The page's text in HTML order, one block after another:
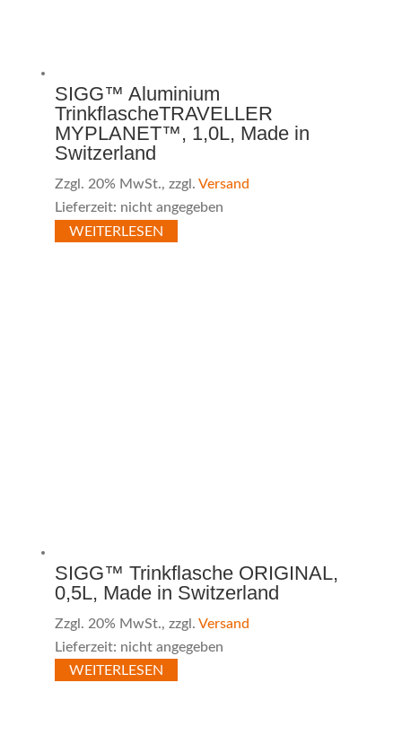
SIGG™ Aluminium
TrinkflascheTRAVELLER
MYPLANET™, 1,0L, Made in
Switzerland
Zzgl. 20% MwSt., zzgl. Versand
Lieferzeit: nicht angegeben
WEITERLESEN
SIGG™ Trinkflasche ORIGINAL,
0,5L, Made in Switzerland
Zzgl. 20% MwSt., zzgl. Versand
Lieferzeit: nicht angegeben
WEITERLESEN